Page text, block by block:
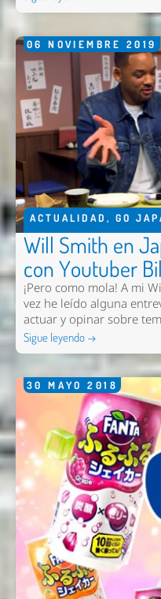
06 NOVIEMBRE 2019
ACTUALIDAD , GO
Will Smith en
con Youtuber
¡Pero como mola! A mi
vez he leído alguna
actuar y opinar sobre
Sigue leyendo →
30 MAYO 2018
Nombre *
Email *
Comentario *